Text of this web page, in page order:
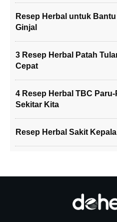
Resep Herbal untuk
Ginjal
3 Resep Herbal Patah
Cepat
4 Resep Herbal TBC
Sekitar Kita
Resep Herbal Sakit